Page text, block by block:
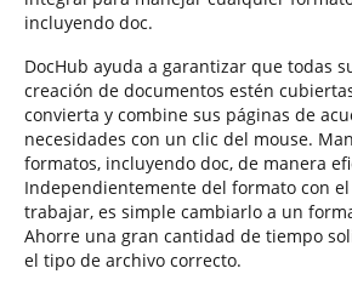
incluyendo doc.
DocHub ayuda a garantizar que todas
creación de documentos estén
convierta y combine sus páginas de
necesidades con un clic del mouse.
formatos, incluyendo doc, de manera
Independientemente del formato con
trabajar, es simple cambiarlo a un
Ahorre una gran cantidad de tiempo
el tipo de archivo correcto.